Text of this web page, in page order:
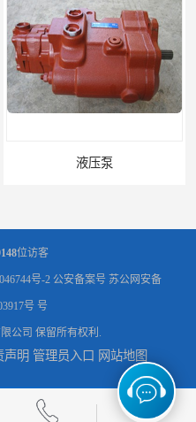
液压泵
液压泵报价
位访客
号-2 公安备案号 苏公网安备
号 号
公司 保留所有权利.
声明 管理员入口 网站地图